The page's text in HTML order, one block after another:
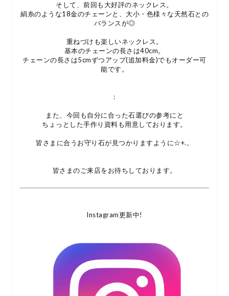
そして、前回も大好評のネックレス。
絹糸のような18金のチェーンと、大小・色様々な天然石との
バランスが◎
重ねづけも楽しいネックレス。
基本のチェーンの長さは40cm。
チェーンの長さは5cmずつアップ(追加料金)でもオーダー可
能です。
：
また、今回も自分に合った石選びの参考にと
ちょっとした手作り資料も用意しております。
皆さまに合うお守り石が見つかりますように☆+.。
皆さまのご来店をお待ちしております。
Instagram更新中!